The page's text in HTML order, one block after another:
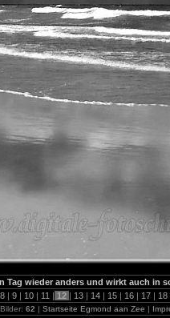
Tag wieder anders und wirkt auch in
8 | 9 | 10 | 11 | 12 | 13 | 14 | 15 | 16 | 17 | 18
62 | Startseite Egmond aan Zee |